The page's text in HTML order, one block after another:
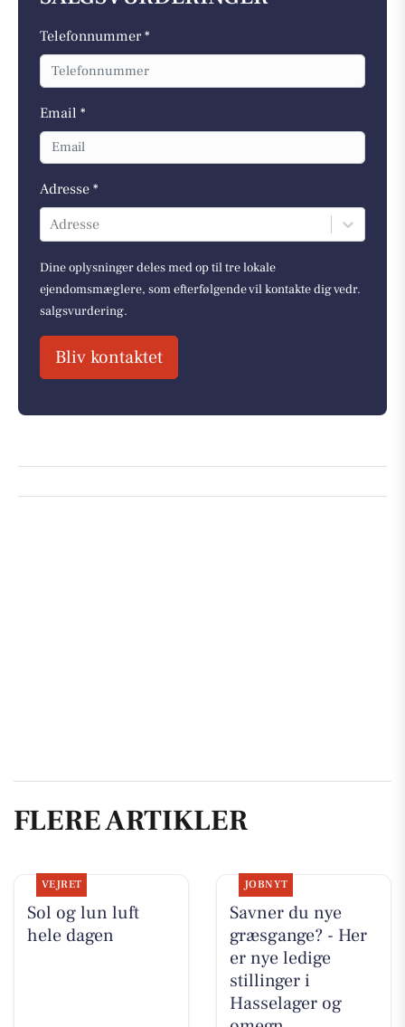
Telefonnummer *
Email *
Adresse *
Adresse
Dine oplysninger deles med op til tre lokale
ejendomsmæglere, som efterfølgende vil kontakte dig vedr.
salgsvurdering.
Bliv kontaktet
FLERE ARTIKLER
VEJRET
Sol og lun luft
hele dagen
JOBNYT
Savner du nye
græsgange? - Her
er nye ledige
stillinger i
Hasselager og